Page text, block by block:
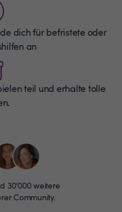
dich für befristete oder
an
teil und erhalte tolle
30’000 weitere
Community.